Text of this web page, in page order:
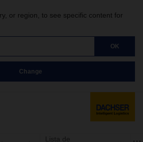
or region, to see specific content for
OK
Change
Lista de